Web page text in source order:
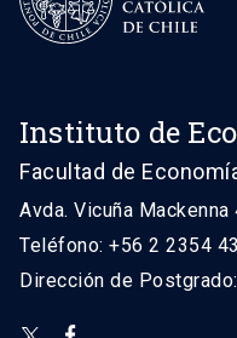
Instituto de
Facultad de
Avda. Vicuña
Teléfono: +56 2 2354
Dirección de